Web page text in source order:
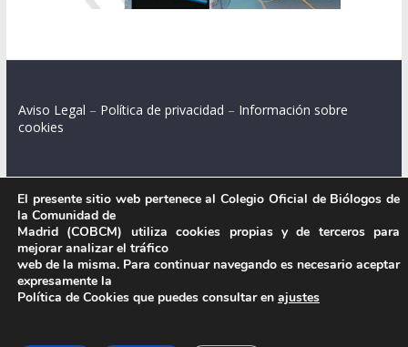
Aviso Legal – Política de privacidad – Información sobre
cookies
Colegio Oficial de Biólogos de la Comunidad de Madrid.
C/ Santa Engracia 108, 2º int.izq. 28003 Madrid.
El presente sitio web pertenece al Colegio Oficial de Biólogos de
la Comunidad de
Madrid (COBCM) utiliza cookies propias y de terceros para
mejorar analizar el tráfico
web de la misma. Para continuar navegando es necesario aceptar
expresamente la
Política de Cookies que puedes consultar en ajustes